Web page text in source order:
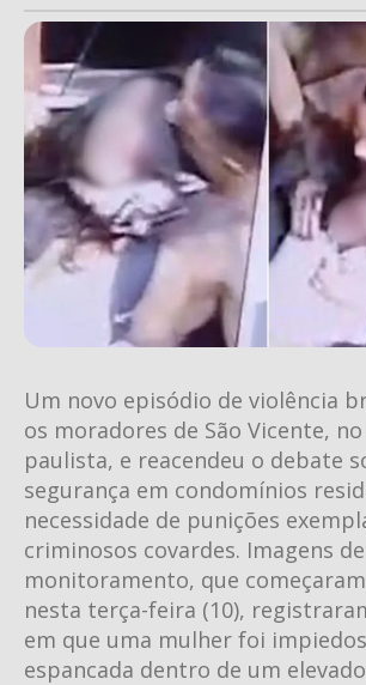
Um novo episódio de violência
os moradores de São Vicente,
paulista, e reacendeu o debate
segurança em condomínios
necessidade de punições
criminosos covardes. Imagens
monitoramento, que
nesta terça-feira (10),
em que uma mulher foi
espancada dentro de um